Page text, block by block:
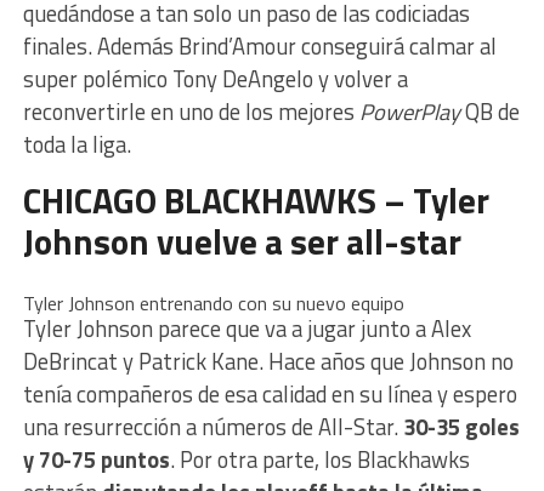
quedándose a tan solo un paso de las codiciadas
finales. Además Brind’Amour conseguirá calmar al
super polémico Tony DeAngelo y volver a
reconvertirle en uno de los mejores PowerPlayQB de
toda la liga.
CHICAGO BLACKHAWKS – Tyler
Johnson vuelve a ser all-star
Tyler Johnson entrenando con su nuevo equipo
Tyler Johnson parece que va a jugar junto a Alex
DeBrincat y Patrick Kane. Hace años que Johnson no
tenía compañeros de esa calidad en su línea y espero
una resurrección a números de All-Star.30-35 goles
y 70-75 puntos. Por otra parte, los Blackhawks